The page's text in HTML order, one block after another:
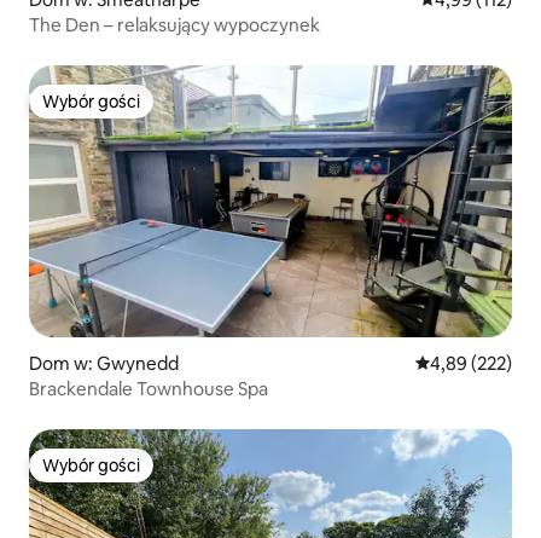
The Den – relaksujący wypoczynek
Wybór gości
Wybór gości
Dom w: Gwynedd Średnia
4,89 (222)
Brackendale Townhouse Spa
Wybór gości
Wybór gości